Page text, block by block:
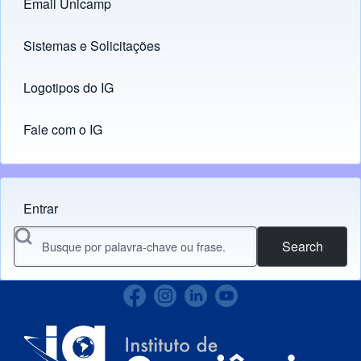
Links
Sistemas e Solicitações
(opens in new tab)
Logotipos do IG
(opens in new tab)
Fale com o IG
Menu do usuário
Entrar
Search